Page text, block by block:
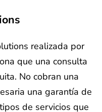
realizada por
que una consulta
No cobran una
una garantía de
de servicios que